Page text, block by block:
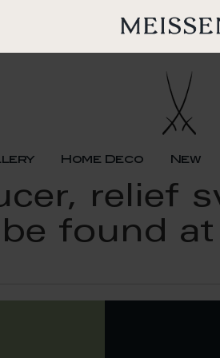
Home Deco New
relief
found